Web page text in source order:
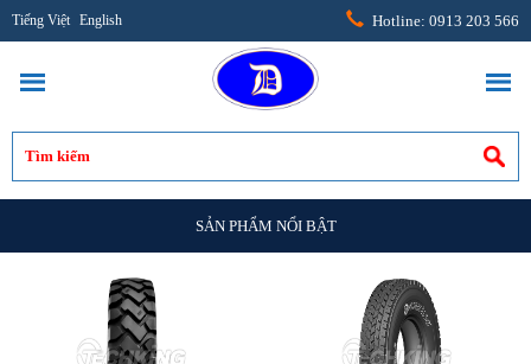
Tiếng Việt English Hotline: 0913 203 566
SẢN PHẨM NỔI BẬT